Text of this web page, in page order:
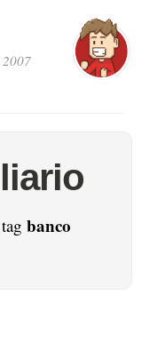
2007
banco